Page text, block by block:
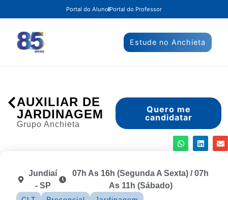
Portal do Aluno Portal do Professor
Estude no Anchieta
AUXILIAR DE
JARDINAGEM
Grupo Anchieta
Quero me
candidatar
Jundiaí
- SP
07h As 16h (segunda A Sexta) / 07h
As 11h (sábado)